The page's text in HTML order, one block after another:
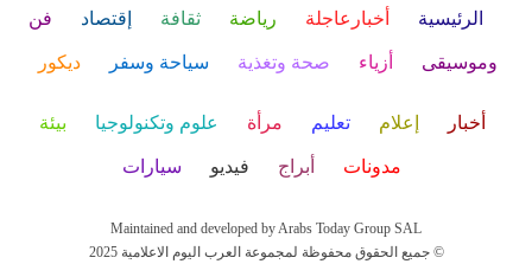
الرئيسية أخبارعاجلة رياضة ثقافة إقتصاد فن
وموسيقى أزياء صحة وتغذية سياحة وسفر ديكور
أخبار إعلام تعليم مرأة علوم وتكنولوجيا بيئة
مدونات أبراج فيديو سيارات
Maintained and developed by Arabs Today Group SAL
جميع الحقوق محفوظة لمجموعة العرب اليوم الاعلامية 2025 ©